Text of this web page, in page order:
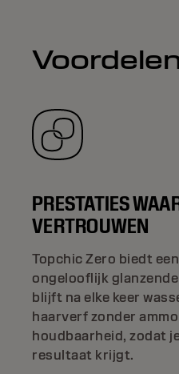
PRESTATIES
VERTROUWEN
Topchic Zero biedt
ongelooflijk
blijft na elke keer
haarverf zonder
houdbaarheid, zodat
resultaat krijgt.